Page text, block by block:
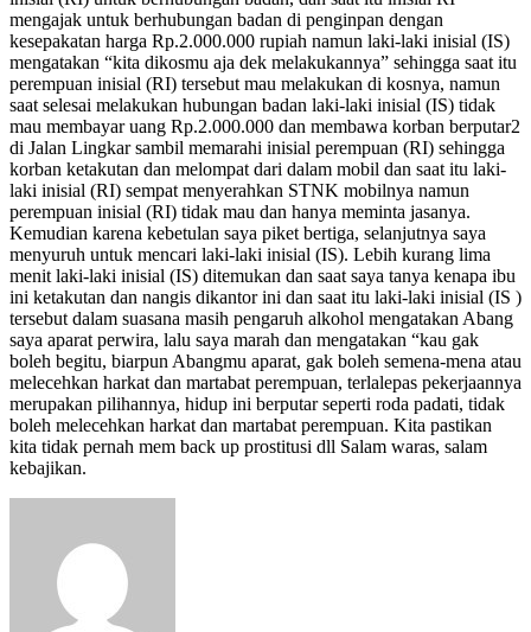
mengajak untuk berhubungan badan di penginpan dengan
kesepakatan harga Rp.2.000.000 rupiah namun laki-laki inisial (IS)
mengatakan “kita dikosmu aja dek melakukannya” sehingga saat itu
perempuan inisial (RI) tersebut mau melakukan di kosnya, namun
saat selesai melakukan hubungan badan laki-laki inisial (IS) tidak
mau membayar uang Rp.2.000.000 dan membawa korban berputar2
di Jalan Lingkar sambil memarahi inisial perempuan (RI) sehingga
korban ketakutan dan melompat dari dalam mobil dan saat itu laki-
laki inisial (RI) sempat menyerahkan STNK mobilnya namun
perempuan inisial (RI) tidak mau dan hanya meminta jasanya.
Kemudian karena kebetulan saya piket bertiga, selanjutnya saya
menyuruh untuk mencari laki-laki inisial (IS). Lebih kurang lima
menit laki-laki inisial (IS) ditemukan dan saat saya tanya kenapa ibu
ini ketakutan dan nangis dikantor ini dan saat itu laki-laki inisial (IS )
tersebut dalam suasana masih pengaruh alkohol mengatakan Abang
saya aparat perwira, lalu saya marah dan mengatakan “kau gak
boleh begitu, biarpun Abangmu aparat, gak boleh semena-mena atau
melecehkan harkat dan martabat perempuan, terlalepas pekerjaannya
merupakan pilihannya, hidup ini berputar seperti roda padati, tidak
boleh melecehkan harkat dan martabat perempuan. Kita pastikan
kita tidak pernah mem back up prostitusi dll Salam waras, salam
kebajikan.